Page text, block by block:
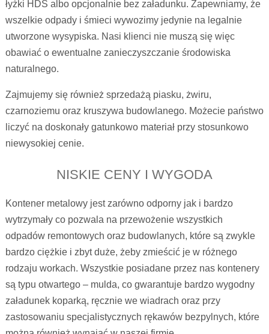
łyżki HDS albo opcjonalnie bez załadunku. Zapewniamy, że
wszelkie odpady i śmieci wywozimy jedynie na legalnie
utworzone wysypiska. Nasi klienci nie muszą się więc
obawiać o ewentualne zanieczyszczanie środowiska
naturalnego.
Zajmujemy się również sprzedażą piasku, żwiru,
czarnoziemu oraz kruszywa budowlanego. Możecie państwo
liczyć na doskonały gatunkowo materiał przy stosunkowo
niewysokiej cenie.
NISKIE CENY I WYGODA
Kontener metalowy jest zarówno odporny jak i bardzo
wytrzymały co pozwala na przewożenie wszystkich
odpadów remontowych oraz budowlanych, które są zwykle
bardzo ciężkie i zbyt duże, żeby zmieścić je w różnego
rodzaju workach. Wszystkie posiadane przez nas kontenery
są typu otwartego – mulda, co gwarantuje bardzo wygodny
załadunek koparką, ręcznie we wiadrach oraz przy
zastosowaniu specjalistycznych rękawów bezpylnych, które